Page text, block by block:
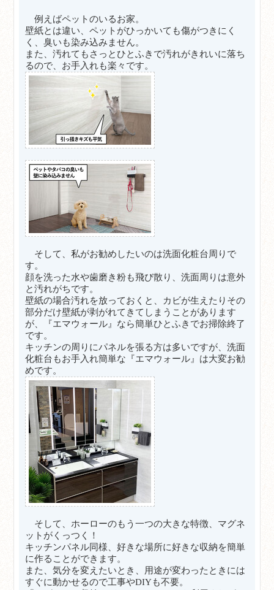
例えばペットのいるお家。
壁紙とは違い、ペットがひっかいても傷がつきにく
く、臭いも染み込みません。
また、汚れてもさっとひとふきで汚れがきれいに落ち
るので、お手入れも楽々です。
そして、私がお勧めしたいのは洗面化粧台周りで
す。
顔を洗った水や歯磨き粉も飛び散り、洗面周りは意外
と汚れがちです。
壁紙の場合汚れを放っておくと、カビが生えたりその
部分だけ壁紙が剥がれてきてしまうことがあります
が、『エマウォール』なら簡単ひとふきでお掃除終了
です。
キッチンの周りにパネルを張る方は多いですが、洗面
化粧台もお手入れ簡単な『エマウォール』は大変お勧
めです。
そして、ホーローのもう一つの大きな特徴、マグネ
ットがくっつく！
キッチンパネル同様、好きな場所に好きな収納を簡単
に作ることができます。
また、気分を変えたいとき、用途が変わったときには
すぐに動かせるので工事やDIYも不要。